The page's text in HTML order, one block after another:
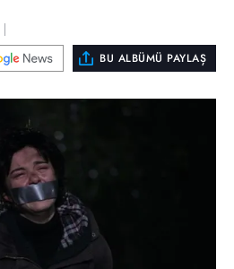
BU ALBÜMÜ PAYLAŞ